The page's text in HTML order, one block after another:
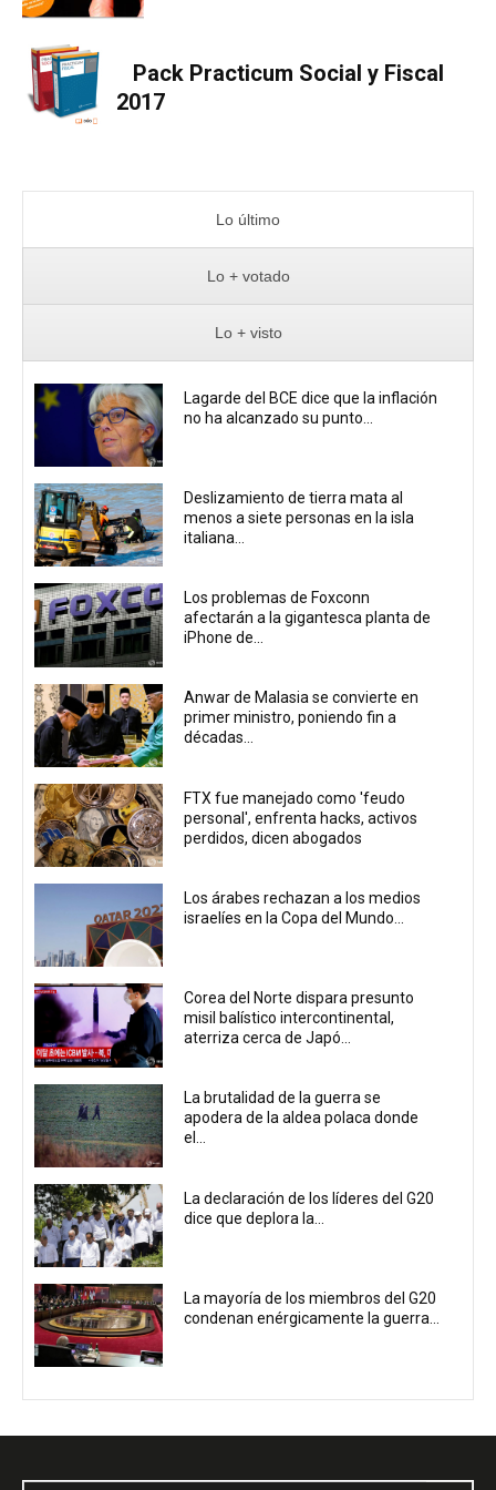
Pack Practicum Social y Fiscal
2017
Lo último
Lo + votado
Lo + visto
Lagarde del BCE dice que la inflación
no ha alcanzado su punto...
Deslizamiento de tierra mata al
menos a siete personas en la isla
italiana...
Los problemas de Foxconn
afectarán a la gigantesca planta de
iPhone de...
Anwar de Malasia se convierte en
primer ministro, poniendo fin a
décadas...
FTX fue manejado como 'feudo
personal', enfrenta hacks, activos
perdidos, dicen abogados
Los árabes rechazan a los medios
israelíes en la Copa del Mundo...
Corea del Norte dispara presunto
misil balístico intercontinental,
aterriza cerca de Japó...
La brutalidad de la guerra se
apodera de la aldea polaca donde
el...
La declaración de los líderes del G20
dice que deplora la...
La mayoría de los miembros del G20
condenan enérgicamente la guerra...